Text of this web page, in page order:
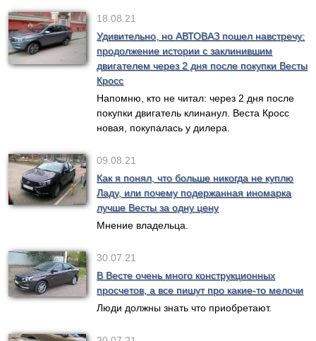
18.08.21
Удивительно, но АВТОВАЗ пошел навстречу:
продолжение истории с заклинившим
двигателем через 2 дня после покупки Весты
Кросс
Напомню, кто не читал: через 2 дня после
покупки двигатель клинанул. Веста Кросс
новая, покупалась у дилера.
09.08.21
Как я понял, что больше никогда не куплю
Ладу, или почему подержанная иномарка
лучше Весты за одну цену
Мнение владельца.
30.07.21
В Весте очень много конструкционных
просчетов, а все пишут про какие-то мелочи
Люди должны знать что приобретают.